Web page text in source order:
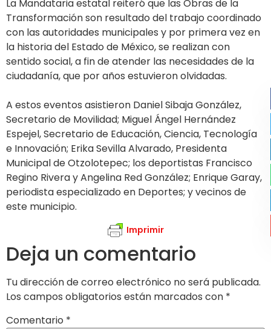
La Mandataria estatal reiteró que las Obras de la
Transformación son resultado del trabajo coordinado
con las autoridades municipales y por primera vez en
la historia del Estado de México, se realizan con
sentido social, a fin de atender las necesidades de la
ciudadanía, que por años estuvieron olvidadas.
A estos eventos asistieron Daniel Sibaja González,
Secretario de Movilidad; Miguel Ángel Hernández
Espejel, Secretario de Educación, Ciencia, Tecnología
e Innovación; Erika Sevilla Alvarado, Presidenta
Municipal de Otzolotepec; los deportistas Francisco
Regino Rivera y Angelina Red González; Enrique Garay,
periodista especializado en Deportes; y vecinos de
este municipio.
Imprimir
Deja un comentario
Tu dirección de correo electrónico no será publicada.
Los campos obligatorios están marcados con *
Comentario *